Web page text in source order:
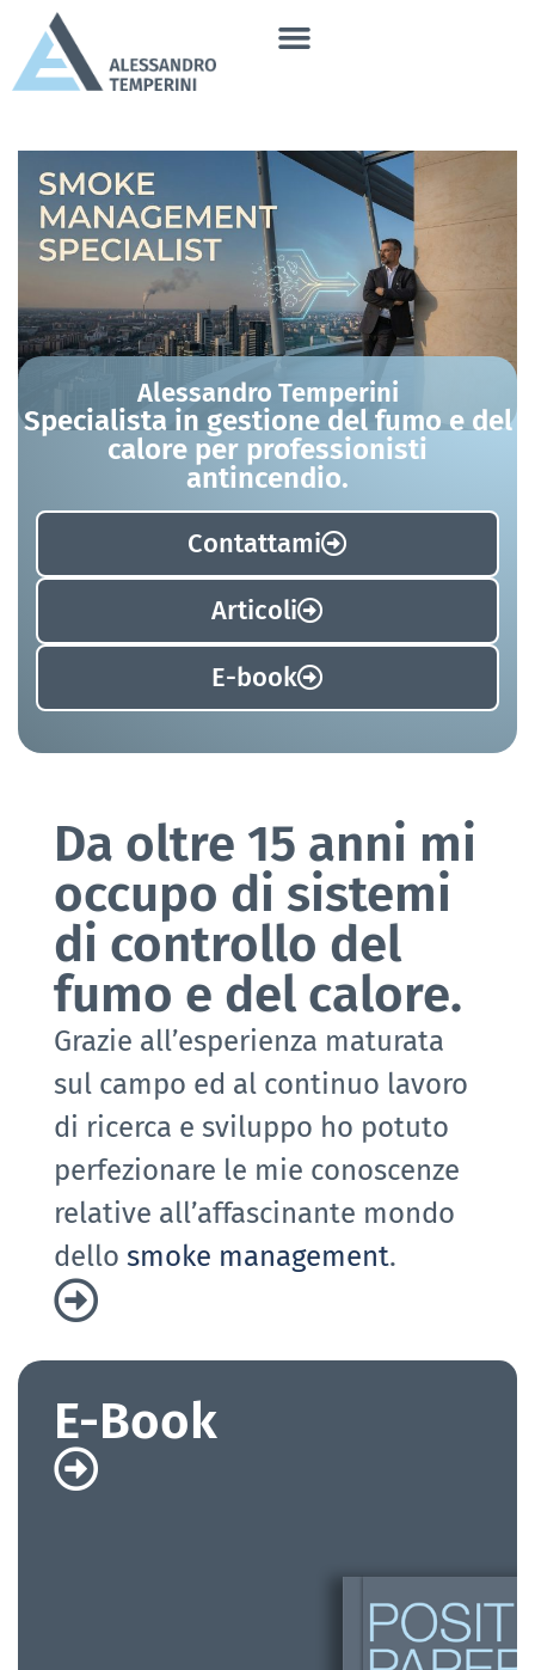
Alessandro Temperini
Specialista in gestione del fumo e del
calore per professionisti
antincendio.
Contattami
Articoli
E-book
Da oltre 15 anni mi
occupo di sistemi
di controllo del
fumo e del calore.
Grazie all’esperienza maturata
sul campo ed al continuo lavoro
di ricerca e sviluppo ho potuto
perfezionare le mie conoscenze
relative all’affascinante mondo
dello smoke management.
E-Book